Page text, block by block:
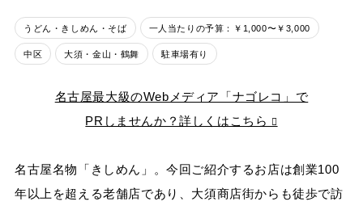
うどん・きしめん・そば 一人当たりの予算：￥1,000〜￥3,000
中区 大須・金山・鶴舞 駐車場有り
名古屋最大級のWebメディア「ナゴレコ」で
PRしませんか？詳しくはこちら
名古屋名物「きしめん」。今回ご紹介するお店は創業100
年以上を超える老舗店であり、大須商店街からも徒歩で訪